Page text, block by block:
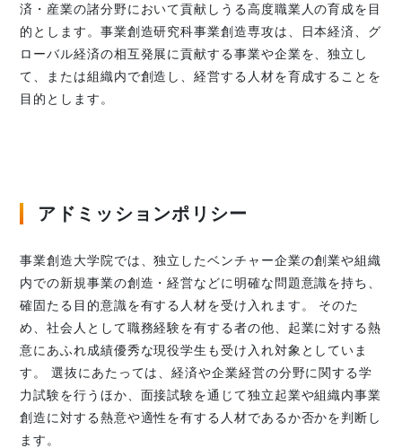
済・産業の諸分野において貢献しうる高度職業人の育成を目
的とします。事業創造研究科事業創造専攻は、日本経済、グ
ローバル経済の相互発展に貢献する事業や企業を、独立し
て、または組織内で創造し、経営する人材を育成することを
目的とします。
アドミッションポリシー
事業創造大学院では、独立したベンチャー企業の創業や組織
内での新規事業の創造・経営などに明確な問題意識を持ち、
確固たる目的意識を有する人材を受け入れます。 そのた
め、社会人として職務経験を有する者の他、起業に対する熱
意にあふれ成績優秀な現役学生も受け入れ対象としていま
す。 選抜にあたっては、経済や企業経営の分野に関する学
力試験を行うほか、面接試験を通じて独立起業や組織内事業
創造に対する熱意や適性を有する人材であるか否かを判断し
ます。